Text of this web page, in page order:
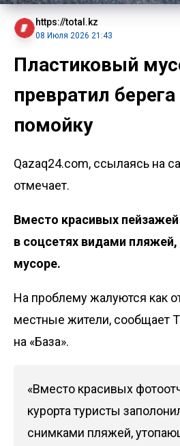
https://total.kz
08 Июля 2026 21:43
Пластиковый
превратил
помойку
Qazaq24.com, ссылаясь на
отмечает.
Вместо красивых
в соцсетях видами
мусоре.
На проблему жалуются как
местные жители, сообщает
на «База».
«Вместо красивых
курорта туристы
снимками пляжей,